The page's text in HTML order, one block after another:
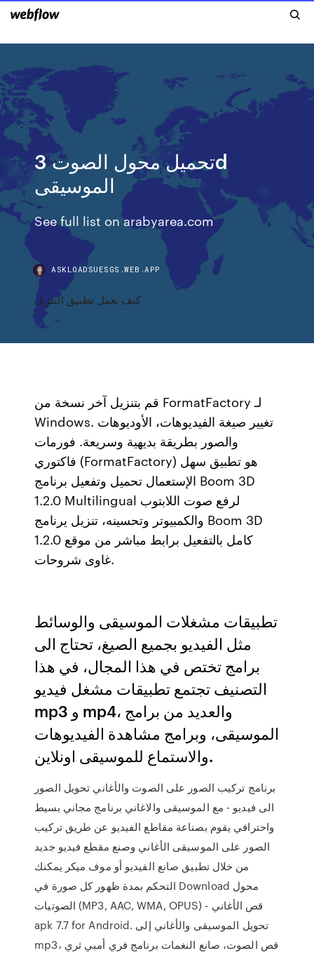
تحميل محول الصوت 3d
الموسيقى
See full list on arabyarea.com
ASKLOADSUESGS.WEB.APP
كيف يعمل تطبيق التنزيل
قم بتنزيل آخر نسخة من FormatFactory لـ
Windows. تغيير صيغة الفيديوهات، الأوديوهات
والصور بطريقة بديهية وسريعة. فورمات
فاكتوري (FormatFactory) هو تطبيق سهل
الإستعمال تحميل وتفعيل برنامج Boom 3D
1.2.0 Multilingual لرفع صوت اللابتوب
والكمبيوتر وتحسينه، تنزيل يرنامج Boom 3D
1.2.0 كامل بالتفعيل برابط مباشر من موقع
غاوى شروحات.
تطبيقات مشغلات الموسيقى والوسائط
مثل الفيديو بجميع الصيغ، تحتاج الى
برامج تختص في هذا المجال، في هذا
التصنيف تجتمع تطبيقات مشغل فيديو
mp3 و mp4، والعديد من برامج
الموسيقى، وبرامج مشاهدة الفيديوهات
والاستماع للموسيقى اونلاين.
الى فيديو - مع الموسيقى والاغاني برنامج مجاني بسيط
واحترافي يقوم بصناعة مقاطع الفيديو عن طريق تركيب
الصور على الموسيقى الأغاني وصنع مقطع فيديو جديد
من خلال تطبيق صانع الفيديو أو موف ميكر يمكنك
التحكم بمدة ظهور كل صورة في Download محول
الصوتيات (MP3, AAC, WMA, OPUS) - قص الأغاني
apk 7.7 for Android. تحويل الموسيقى والأغاني إلى
mp3، قص الصوت، صانع النغمات برنامج فري أمبي ثري